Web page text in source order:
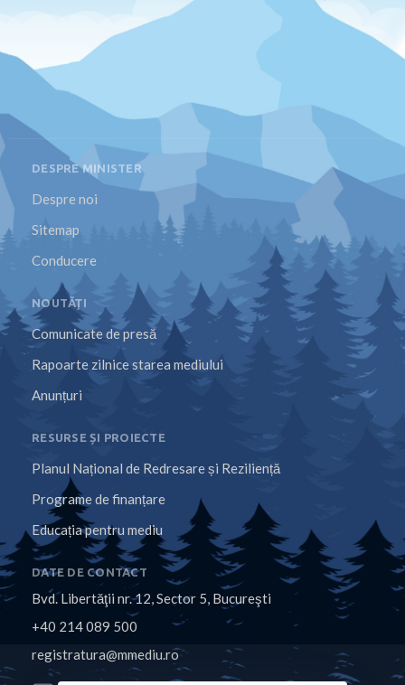
DESPRE MINISTER
Despre noi
Sitemap
Conducere
NOUTĂȚI
Comunicate de presă
Rapoarte zilnice starea mediului
Anunțuri
RESURSE ȘI PROIECTE
Planul Național de Redresare și Reziliență
Programe de finanțare
Educația pentru mediu
DATE DE CONTACT
Bvd. Libertăţii nr. 12, Sector 5, Bucureşti
+40 214 089 500
registratura@mmediu.ro